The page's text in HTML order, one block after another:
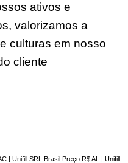
ativos e
valorizamos a
culturas em nosso
cliente
| Unifill SRL Brasil Preço R$ AL | Unifill